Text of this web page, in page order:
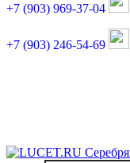
+7 (903) 969-37-04
+7 (903) 246-54-69